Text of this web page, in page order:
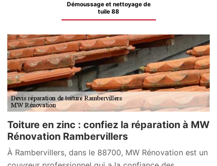
Démoussage et nettoyage de
tuile 88
Toiture en zinc : confiez la réparation à MW
Rénovation Rambervillers
À Rambervillers, dans le 88700, MW Rénovation est un